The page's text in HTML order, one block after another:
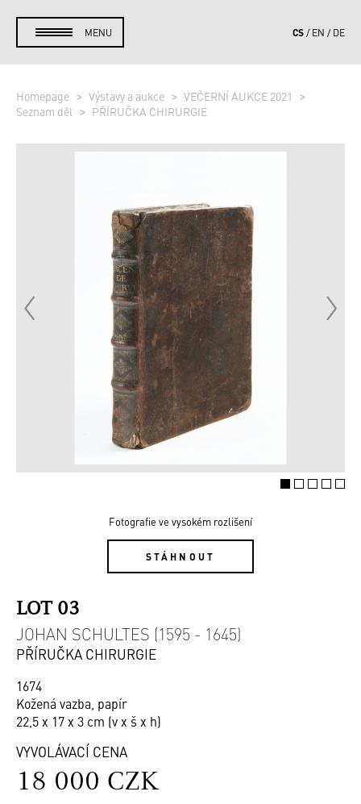
MENU CS EN DE
Homepage Výstavy a aukce
VEČERNÍ AUKCE 2021
Seznam děl
PŘÍRUČKA CHIRURGIE
Fotografie ve vysokém rozlišení
STÁHNOUT
LOT 03
JOHAN SCHULTES (1595 - 1645)
PŘÍRUČKA CHIRURGIE
1674
Kožená vazba, papír
22,5 x 17 x 3 cm (v x š x h)
VYVOLÁVACÍ CENA
18 000 CZK